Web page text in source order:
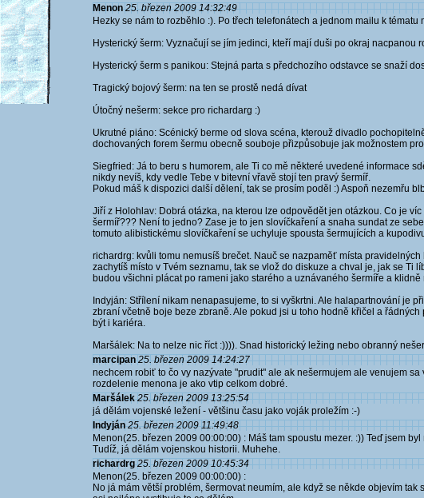
Menon 25. březen 2009 14:32:49
Hezky se nám to rozběhlo :). Po třech telefonátech a jednom mailu k tématu
Hysterický šerm: Vyznačují se jím jedinci, kteří mají duši po okraj
Hysterický šerm s panikou: Stejná parta s předchozího odstavce se snaží
Tragický bojový šerm: na ten se prostě nedá dívat
Útočný nešerm: sekce pro richardarg :)
Ukrutné piáno: Scénický berme od slova scéna, kterouž divadlo
dochovaných forem šermu obecně souboje přizpůsobuje jak možnostem
Siegfried: Já to beru s humorem, ale Ti co mě některé uvedené informace
nikdy nevíš, kdy vedle Tebe v bitevní vřavě stojí ten pravý šermíř.
Pokud máš k dispozici další dělení, tak se prosím poděl :) Aspoň nezemřu
Jiří z Holohlav: Dobrá otázka, na kterou lze odpovědět jen otázkou. Co je
šermíř??? Není to jedno? Zase je to jen slovíčkaření a snaha sundat ze
tomuto alibistickému slovíčkaření se uchyluje spousta šermujících a
richardrg: kvůli tomu nemusíš brečet. Nauč se nazpaměť místa
zachytíš místo v Tvém seznamu, tak se vlož do diskuze a chval je, jak se Ti
budou všichni plácat po rameni jako starého a uznávaného šermíře a
Indyján: Střílení nikam nenapasujeme, to si vyškrtni. Ale halapartnování je
zbraní včetně boje beze zbraně. Ale pokud jsi u toho hodně křičel a
být i kariéra.
Maršálek: Na to nelze nic říct :)))). Snad historický ležing nebo obranný
marcipan 25. březen 2009 14:24:27
nechcem robiť to čo vy nazývate "prudit" ale ak nešermujem ale venujem
rozdelenie menona je ako vtip celkom dobré.
Maršálek 25. březen 2009 13:25:54
já dělám vojenské ležení - většinu času jako voják proležím :-)
Indyján 25. březen 2009 11:49:48
Menon(25. březen 2009 00:00:00) : Máš tam spoustu mezer. :)) Teď jsem
Tudíž, já dělám vojenskou historii. Muhehe.
richardrg 25. březen 2009 10:45:34
Menon(25. březen 2009 00:00:00) :
No já mám větší problém, šermovat neumím, ale když se někde objevím